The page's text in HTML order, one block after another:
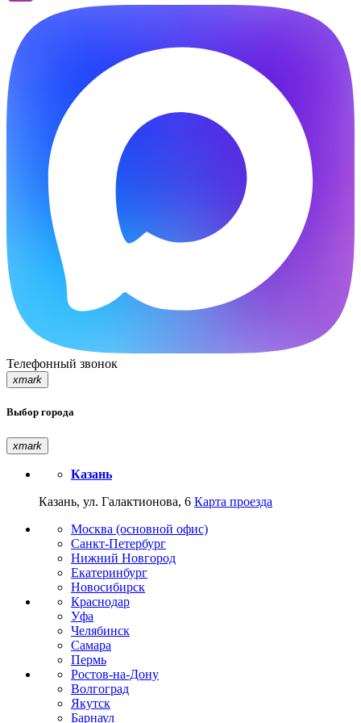
Телефонный звонок
xmark
Выбор города
xmark
Казань
Казань, ул. Галактионова, 6 Карта проезда
Москва (основной офис)
Санкт-Петербург
Нижний Новгород
Екатеринбург
Новосибирск
Краснодар
Уфа
Челябинск
Самара
Пермь
Ростов-на-Дону
Волгоград
Якутск
Барнаул